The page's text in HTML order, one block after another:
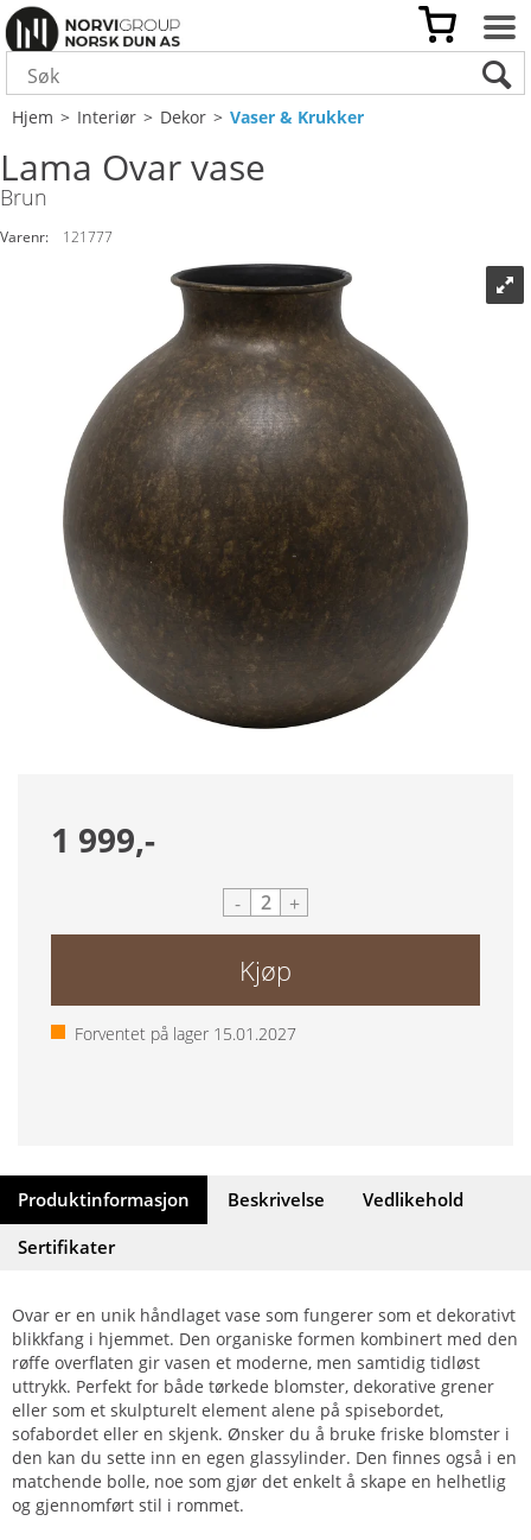
Hjem>Interiør>Dekor>Vaser & Krukker
Lama Ovar vase
Brun
Varenr: 121777
1 999,-
- +
Kjøp
Forventet på lager 15.01.2027
Produktinformasjon Beskrivelse
Vedlikehold
Sertifikater
Ovar er en unik håndlaget vase som fungerer som et dekorativt
blikkfang i hjemmet. Den organiske formen kombinert med den
røffe overflaten gir vasen et moderne, men samtidig tidløst
uttrykk. Perfekt for både tørkede blomster, dekorative grener
eller som et skulpturelt element alene på spisebordet,
sofabordet eller en skjenk. Ønsker du å bruke friske blomster i
den kan du sette inn en egen glassylinder. Den finnes også i en
matchende bolle, noe som gjør det enkelt å skape en helhetlig
og gjennomført stil i rommet.